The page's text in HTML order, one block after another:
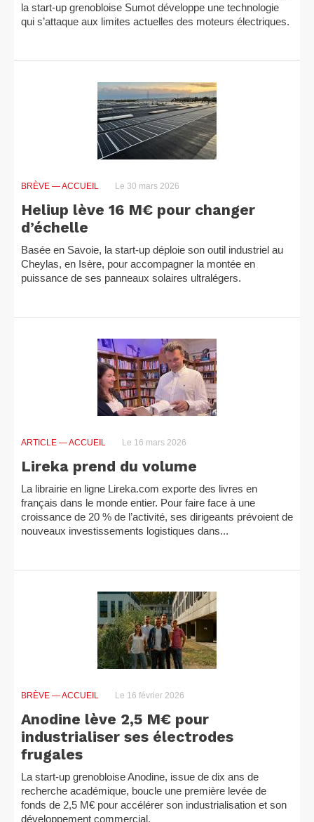
la start-up grenobloise Sumot développe une technologie
qui s’attaque aux limites actuelles des moteurs électriques.
BRÈVE — ACCUEIL Le 30 mars 2026
Heliup lève 16 M€ pour changer
d’échelle
Basée en Savoie, la start-up déploie son outil industriel au
Cheylas, en Isère, pour accompagner la montée en
puissance de ses panneaux solaires ultralégers.
ARTICLE — ACCUEIL Le 16 mars 2026
Lireka prend du volume
La librairie en ligne Lireka.com exporte des livres en
français dans le monde entier. Pour faire face à une
croissance de 20 % de l’activité, ses dirigeants prévoient de
nouveaux investissements logistiques dans...
BRÈVE — ACCUEIL Le 16 février 2026
Anodine lève 2,5 M€ pour
industrialiser ses électrodes
frugales
La start-up grenobloise Anodine, issue de dix ans de
recherche académique, boucle une première levée de
fonds de 2,5 M€ pour accélérer son industrialisation et son
développement commercial.